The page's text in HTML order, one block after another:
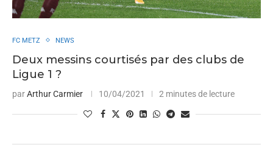
FC METZ NEWS
Deux messins courtisés par des clubs de
Ligue 1 ?
parArthur Carmier 10/04/2021 2 minutes de lecture